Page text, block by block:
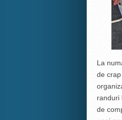
La
de
randuri
de